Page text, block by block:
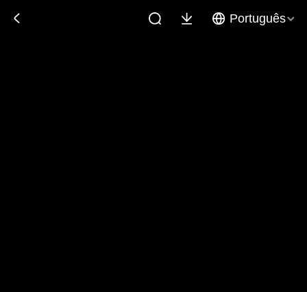
Português